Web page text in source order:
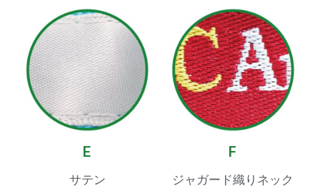
E
サテン
F
ジャガード織りネック